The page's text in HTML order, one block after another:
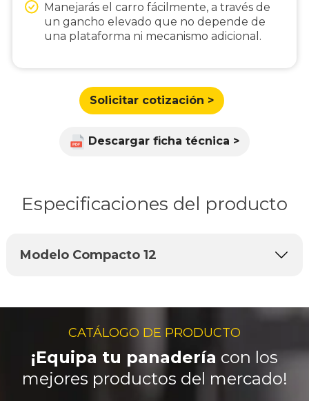
Manejarás el carro fácilmente, a través de
un gancho elevado que no depende de
una plataforma ni mecanismo adicional.
Solicitar cotización >
Descargar ficha técnica >
Especificaciones del producto
Modelo Compacto 12
CATÁLOGO DE PRODUCTO
¡Equipa tu panadería con los
mejores productos del mercado!